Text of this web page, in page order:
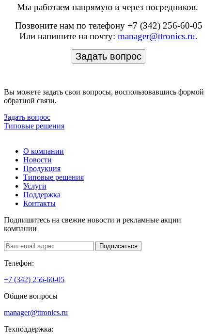
Мы работаем напрямую и через посредников.
Позвоните нам по телефону +7 (342) 256-60-05
Или напишите на почту: manager@ttronics.ru.
Задать вопрос
Вы можете задать свои вопросы, воспользовавшись формой
обратной связи.
Задать вопрос
Типовые решения
О компании
Новости
Продукция
Типовые решения
Услуги
Поддержка
Контакты
Подпишитесь на свежие новости и рекламные акции
компании
Подписаться
Телефон:
+7 (342) 256-60-05
Общие вопросы
manager@ttronics.ru
Техподдержка: